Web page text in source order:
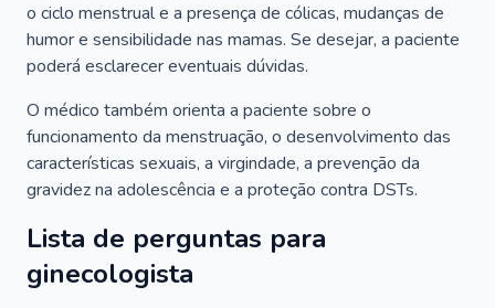
o ciclo menstrual e a presença de cólicas, mudanças de
humor e sensibilidade nas mamas. Se desejar, a paciente
poderá esclarecer eventuais dúvidas.
O médico também orienta a paciente sobre o
funcionamento da menstruação, o desenvolvimento das
características sexuais, a virgindade, a prevenção da
gravidez na adolescência e a proteção contra DSTs.
Lista de perguntas para
ginecologista